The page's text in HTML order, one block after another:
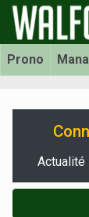
Prono
Actualité